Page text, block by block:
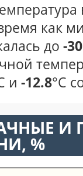
как
до -30
и -12.8°С
И
%